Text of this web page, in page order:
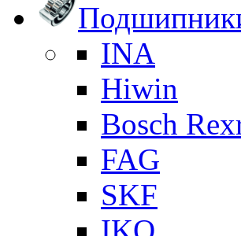
INA
Hiwin
Bosch
FAG
SKF